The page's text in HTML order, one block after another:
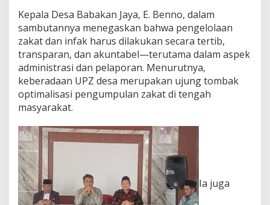
t
D
i
d
o
r
o
n
g
e
b
i
r
t
Kepala Desa Babakan Jaya, E. Benno, dalam
sambutannya menegaskan bahwa pengelolaan
zakat dan infak harus dilakukan secara tertib,
transparan, dan akuntabel—terutama dalam aspek
administrasi dan pelaporan. Menurutnya,
keberadaan UPZ desa merupakan ujung tombak
optimalisasi pengumpulan zakat di tengah
masyarakat.
Ia juga